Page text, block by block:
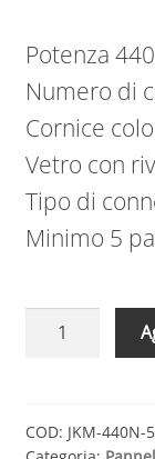
Potenza
Numero di
Cornice
Vetro con
Tipo di
Minimo 5
N-
COD: JKM-440N-